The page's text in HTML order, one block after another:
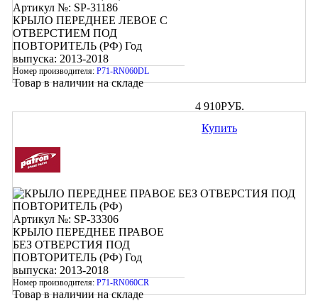
Артикул №: SP-31186
КРЫЛО ПЕРЕДНЕЕ ЛЕВОЕ С
ОТВЕРСТИЕМ ПОД
ПОВТОРИТЕЛЬ (РФ) Год
выпуска: 2013-2018
Номер производителя: P71-RN060DL
Товар в наличии на складе
4 910РУБ.
Купить
Артикул №: SP-33306
КРЫЛО ПЕРЕДНЕЕ ПРАВОЕ
БЕЗ ОТВЕРСТИЯ ПОД
ПОВТОРИТЕЛЬ (РФ) Год
выпуска: 2013-2018
Номер производителя: P71-RN060CR
Товар в наличии на складе